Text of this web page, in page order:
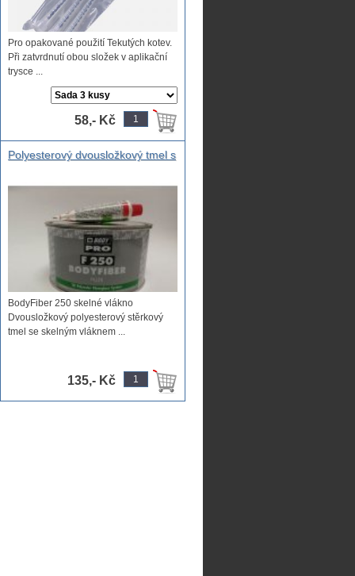
Pro opakované použití Tekutých kotev.
Při zatvrdnutí obou složek v aplikační
trysce ...
58,- Kč
Polyesterový dvousložkový tmel s
vláken, profi karosářský tmel se
opravy kovu a laminátu , skelný
kyt na auto s antikorozivními
účinky i na korozi
BodyFiber 250 skelné vlákno
Dvousložkový polyesterový stěrkový
tmel se skelným vláknem ...
135,- Kč